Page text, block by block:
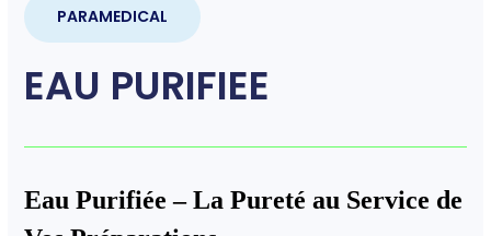
PARAMEDICAL
EAU PURIFIEE
Eau Purifiée – La Pureté au Service de